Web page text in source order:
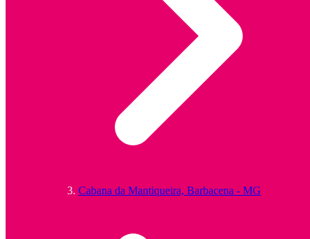
Cabana da Mantiqueira, Barbacena - MG